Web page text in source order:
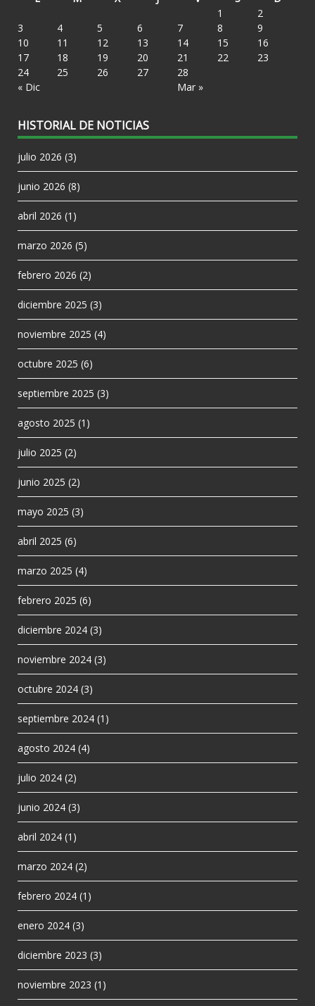
« Dic Mar »
1
2
3
4 5 6 7 8
9
10
11 12 13 14 15
16
17
18 19 20 21 22
23
24
25 26 27 28
HISTORIAL DE NOTICIAS
julio 2026 (3)
junio 2026 (8)
abril 2026 (1)
marzo 2026 (5)
febrero 2026 (2)
diciembre 2025 (3)
noviembre 2025 (4)
octubre 2025 (6)
septiembre 2025 (3)
agosto 2025 (1)
julio 2025 (2)
junio 2025 (2)
mayo 2025 (3)
abril 2025 (6)
marzo 2025 (4)
febrero 2025 (6)
diciembre 2024 (3)
noviembre 2024 (3)
octubre 2024 (3)
septiembre 2024 (1)
agosto 2024 (4)
julio 2024 (2)
junio 2024 (3)
abril 2024 (1)
marzo 2024 (2)
febrero 2024 (1)
enero 2024 (3)
diciembre 2023 (3)
noviembre 2023 (1)